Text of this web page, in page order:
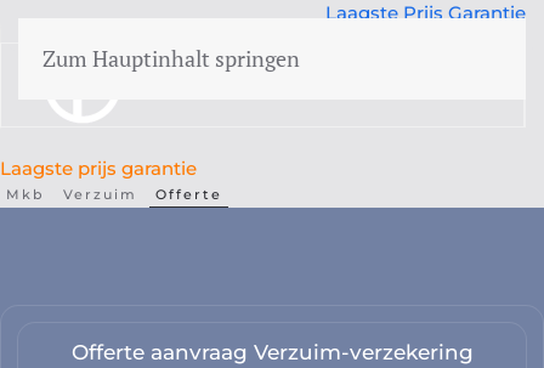
Zum Hauptinhalt springen
Laagste Prijs Garantie
Laagste prijs garantie
Mkb Verzuim Offerte
Offerte aanvraag Verzuim-verzekering